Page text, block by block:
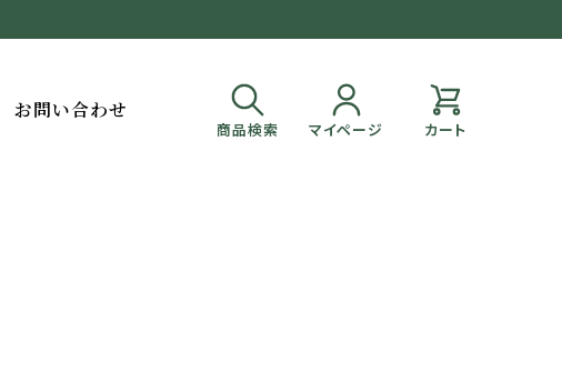
お問い合わせ
商品検索 マイページ カート